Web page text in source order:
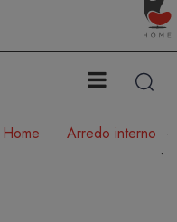
Home Arredo interno